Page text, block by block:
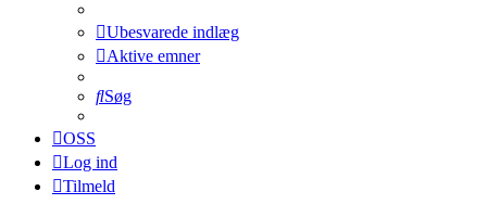
Ubesvarede indlæg
Aktive emner
Søg
OSS
Log ind
Tilmeld